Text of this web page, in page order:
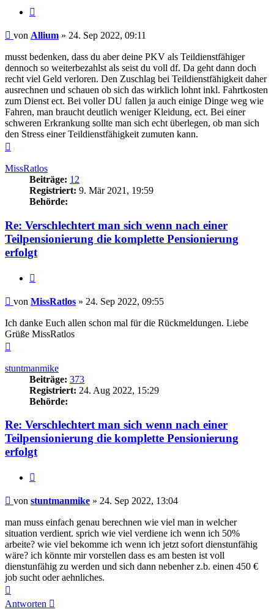
Beitrag
von Allium » 24. Sep 2022, 09:11
musst bedenken, dass du aber deine PKV als Teildienstfähiger
dennoch so weiterbezahlst als seist du voll df. Da geht dann doch
recht viel Geld verloren. Den Zuschlag bei Teildienstfähigkeit daher
ausrechnen und schauen ob sich das wirklich lohnt inkl. Fahrtkosten
zum Dienst ect. Bei voller DU fallen ja auch einige Dinge weg wie
Fahren, man braucht deutlich weniger Kleidung, ect. Bei einer
schweren Erkrankung sollte man sich echt überlegen, ob man sich
den Stress einer Teildienstfähigkeit zumuten kann.
MissRatlos
Beiträge: 12
Registriert: 9. Mär 2021, 19:59
Behörde:
Re: Verschlechtert man sich wenn nach einer
Teilpensionierung die komplette Pensionierung
erfolgt
Beitrag
von MissRatlos » 24. Sep 2022, 09:55
Ich danke Euch allen schon mal für die Rückmeldungen. Liebe
Grüße MissRatlos
stuntmanmike
Beiträge: 373
Registriert: 24. Aug 2022, 15:29
Behörde:
Re: Verschlechtert man sich wenn nach einer
Teilpensionierung die komplette Pensionierung
erfolgt
Beitrag
von stuntmanmike » 24. Sep 2022, 13:04
man muss einfach genau berechnen wie viel man in welcher
situation verdient. sprich wie viel verdiene ich wenn ich 50%
arbeite? wie viel bekomme ich wenn ich jetzt sofort dienstunfähig
wäre? ich könnte mir vorstellen dass es am besten ist voll
dienstunfähig zu werden und sich dann nebenher z.b. einen 450 €
job sucht oder aehnliches.
oben
Antworten